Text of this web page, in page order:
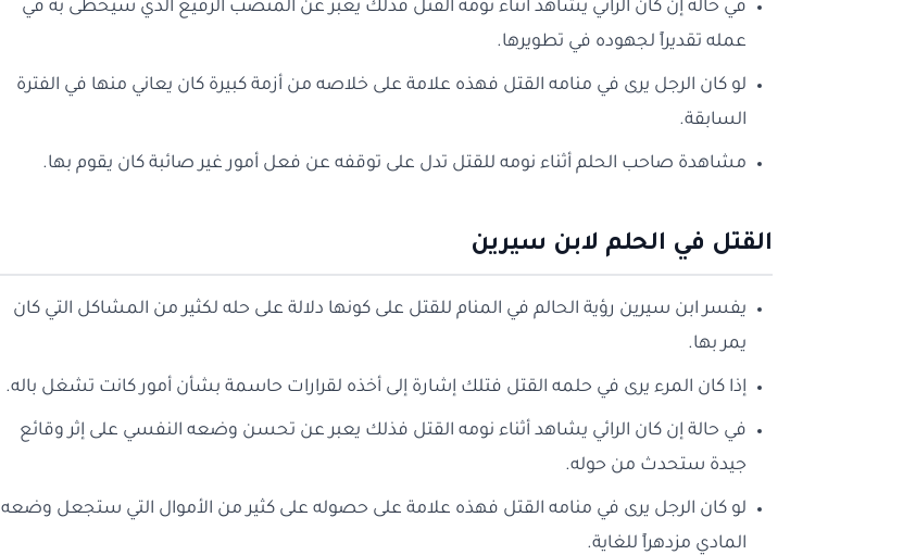
في حالة إن كان الرائي يشاهد أثناء نومه القتل فذلك يعبر عن المنصب الرفيع الذي سيحظى به في
عمله تقديراً لجهوده في تطويرها.
لو كان الرجل يرى في منامه القتل فهذه علامة على خلاصه من أزمة كبيرة كان يعاني منها في الفترة
السابقة.
مشاهدة صاحب الحلم أثناء نومه للقتل تدل على توقفه عن فعل أمور غير صائبة كان يقوم بها.
القتل في الحلم لابن سيرين
يفسر ابن سيرين رؤية الحالم في المنام للقتل على كونها دلالة على حله لكثير من المشاكل التي كان
يمر بها.
إذا كان المرء يرى في حلمه القتل فتلك إشارة إلى أخذه لقرارات حاسمة بشأن أمور كانت تشغل باله.
في حالة إن كان الرائي يشاهد أثناء نومه القتل فذلك يعبر عن تحسن وضعه النفسي على إثر وقائع
جيدة ستحدث من حوله.
لو كان الرجل يرى في منامه القتل فهذه علامة على حصوله على كثير من الأموال التي ستجعل وضعه
المادي مزدهراً للغاية.